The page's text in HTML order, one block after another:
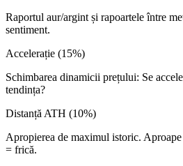
Raportul aur/argint și rapoartele între
sentiment.
Accelerație (15%)
Schimbarea dinamicii prețului: Se
tendința?
Distanță ATH (10%)
Apropierea de maximul istoric.
= frică.